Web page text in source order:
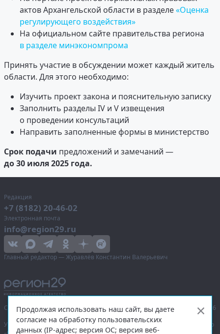
актов Архангельской области в разделе«Оценка
регулирующего воздействия»
На официальном сайте правительства региона
в разделе минэкономпрома
Принять участие в обсуждении может каждый житель
области. Для этого необходимо:
Изучить проект закона и пояснительную записку
Заполнить разделы IV и V извещения
о проведении консультаций
Направить заполненные формы в министерство
Срок подачи предложений и замечаний —
до 30 июля 2025 года.
Редакция
+7 (8182) 20-46-02
Электронная почта
info@region29.ru
Главный редактор — Журавлёв Константин Валерьевич
Сетевое издание «Информационное агентство Регион 29»,
© 2016–2026
Учредитель — общество с ограниченной ответственностью «Агентство
Продолжая использовать наш сайт, вы даете
согласие на обработку пользовательских
данных (IP-адрес; версия ОС; версия веб-